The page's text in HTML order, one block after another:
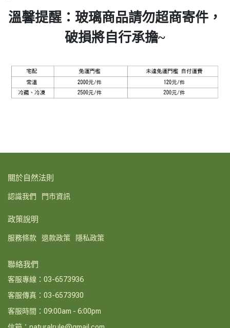
溫馨提醒：玻璃商品請勿超商寄件，
破損將自行承擔~
關於自然法則
認識我們 門市資訊
政策說明
服務條款 退款政策 隱私政策
聯絡我們
客服專線：03-6573936
客服傳真：03-6573930
客服時間：09:00am - 6:00pm